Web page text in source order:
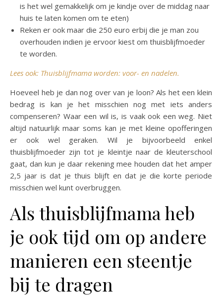
is het wel gemakkelijk om je kindje over de middag naar
huis te laten komen om te eten)
Reken er ook maar die 250 euro erbij die je man zou
overhouden indien je ervoor kiest om thuisblijfmoeder
te worden.
Lees ook: Thuisblijfmama worden: voor- en nadelen.
Hoeveel heb je dan nog over van je loon? Als het een klein
bedrag is kan je het misschien nog met iets anders
compenseren? Waar een wil is, is vaak ook een weg. Niet
altijd natuurlijk maar soms kan je met kleine opofferingen
er ook wel geraken. Wil je bijvoorbeeld enkel
thuisblijfmoeder zijn tot je kleintje naar de kleuterschool
gaat, dan kun je daar rekening mee houden dat het amper
2,5 jaar is dat je thuis blijft en dat je die korte periode
misschien wel kunt overbruggen.
Als thuisblijfmama heb
je ook tijd om op andere
manieren een steentje
bij te dragen